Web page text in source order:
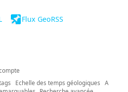
Flux GeoRSS
Echelle des temps géologiques
A